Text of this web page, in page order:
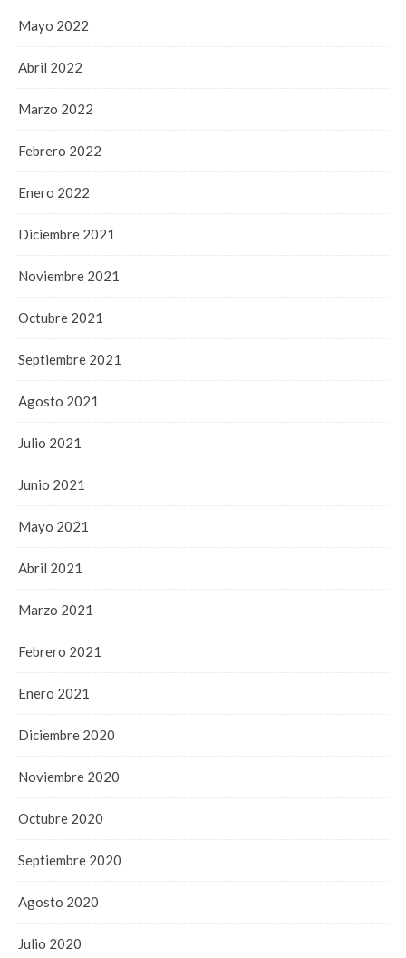
Mayo 2022
Abril 2022
Marzo 2022
Febrero 2022
Enero 2022
Diciembre 2021
Noviembre 2021
Octubre 2021
Septiembre 2021
Agosto 2021
Julio 2021
Junio 2021
Mayo 2021
Abril 2021
Marzo 2021
Febrero 2021
Enero 2021
Diciembre 2020
Noviembre 2020
Octubre 2020
Septiembre 2020
Agosto 2020
Julio 2020